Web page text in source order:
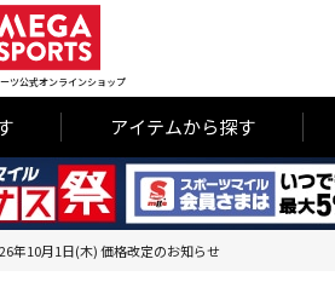
ツ公式オンラインショップ
アイテムから探す
年10月1日(木) 価格改定のお知らせ